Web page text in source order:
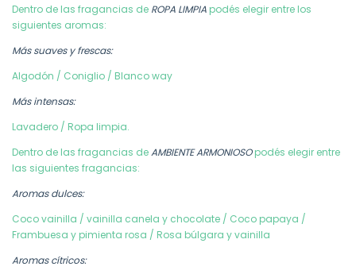
Dentro de las fragancias de ROPA LIMPIA podés elegir entre los
siguientes aromas:
Más suaves y frescas:
Algodón / Coniglio / Blanco way
Más intensas:
Lavadero / Ropa limpia.
Dentro de las fragancias deAMBIENTE ARMONIOSOpodés elegir entre
las siguientes fragancias:
Aromas dulces:
Coco vainilla / vainilla canela y chocolate / Coco papaya /
Frambuesa y pimienta rosa / Rosa búlgara y vainilla
Aromas cítricos: